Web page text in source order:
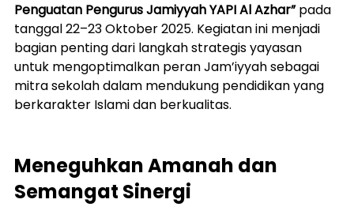
Penguatan Pengurus Jamiyyah YAPI Al Azhar” pada
tanggal 22–23 Oktober 2025. Kegiatan ini menjadi
bagian penting dari langkah strategis yayasan
untuk mengoptimalkan peran Jam’iyyah sebagai
mitra sekolah dalam mendukung pendidikan yang
berkarakter Islami dan berkualitas.
Meneguhkan Amanah dan
Semangat Sinergi